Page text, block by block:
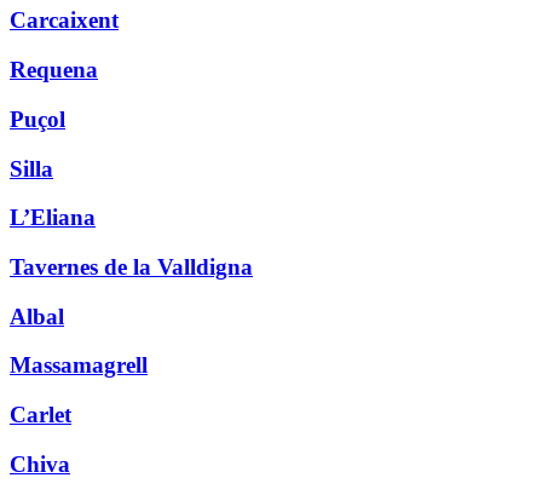
Carcaixent
Requena
Puçol
Silla
L’Eliana
Tavernes de la Valldigna
Albal
Massamagrell
Carlet
Chiva